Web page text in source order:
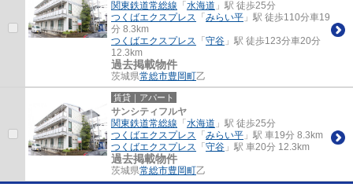
関東鉄道常総線 「 水海道 」駅 徒歩25分
つくばエクスプレス 「 みらい平 」駅 徒歩110分車19
分 8.3km
つくばエクスプレス 「 守谷 」駅 徒歩123分車20分
12.3km
過去掲載物件
茨城県常総市豊岡町乙
賃貸｜アパート
サンシティフルヤ
関東鉄道常総線 「 水海道 」駅 徒歩25分
つくばエクスプレス 「 みらい平 」駅 車19分 8.3km
つくばエクスプレス 「 守谷 」駅 車20分 12.3km
過去掲載物件
茨城県常総市豊岡町乙